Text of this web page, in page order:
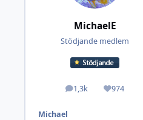
MichaelE
Stödjande medlem
1,3k
Inlägg 974
Omdöme
Michael